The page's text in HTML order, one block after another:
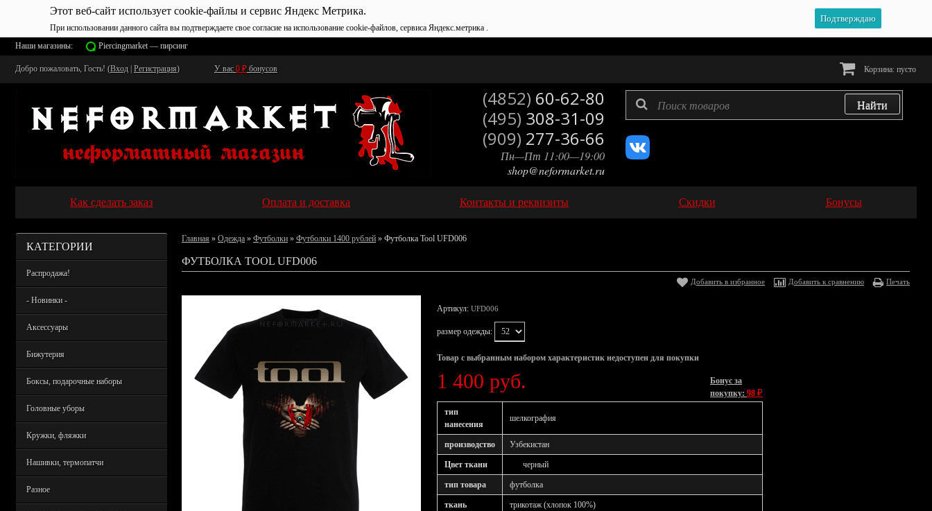
Этот веб-сайт использует cookie-файлы и сервис Яндекс Метрика.
При использовании данного сайта вы подтверждаете свое согласие на использование cookie-файлов, сервиса Яндекс.метрика .
Подтверждаю
Наши магазины: Piercingmarket — пирсинг
Добро пожаловать, Гость! (Вход Регистрация) У вас 0 ₽ бонусов Корзина: пусто
(4852) 60-62-80
(495) 308-31-09
(909) 277-36-66
Пн—Пт 11:00—19:00
shop@neformarket.ru
Как сделать заказ Оплата и доставка Контакты и реквизиты Скидки Бонусы
КАТЕГОРИИ
Распродажа!
- Новинки -
Аксессуары
Бижутерия
Боксы, подарочные наборы
Головные уборы
Кружки, фляжки
Нашивки, термопатчи
Разное
Главная » Одежда » Футболки » Футболки 1400 рублей » Футболка Tool UFD006
ФУТБОЛКА TOOL UFD006
Добавить в избранное Добавить к сравнению Печать
Артикул: UFD006
размер одежды:
Товар с выбранным набором характеристик недоступен для покупки
1 400 руб.
Бонус за
покупку: 98 ₽
тип
нанесения
шелкография
производство Узбекистан
Цвет ткани черный
тип товара футболка
ткань трикотаж (хлопок 100%)